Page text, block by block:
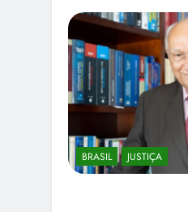
BRASIL JUSTIÇA